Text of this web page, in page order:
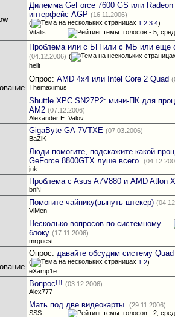
Дилемма GeForce 7600 GS или
интерфейс AGP (16.11.2006)
(
1 2 3 4)
Vitalis
Проблема или с БП или с МБ или еще
(04.12.2006) (
hellt
Опрос:AMD 4x4 или Intel Core 2 Quad
Themaximus
Shuttle XPC SN27P2: мини-ПК для
AM2 (07.12.2006)
Alexander E. Valov
GigaByte GA-7VTXE (07.03.2006)
BaZiK
Люди помогите, подскажите какой
GeForce 8800GTX луше всего.
juk
Проблема c Asus A7V880 и AMD Atlon
bnN
Помогите чайнику(вынуть штекер)
ViMen
Несколько вопросов по системному
блоку (17.11.2006)
mrguest
Опрос:давайте обсудим систему
( 1 2)
eXamp1e
Вопрос!!! (03.12.2006)
Alex777
Мать под две видеокарты. (29.11.2006)
SSS